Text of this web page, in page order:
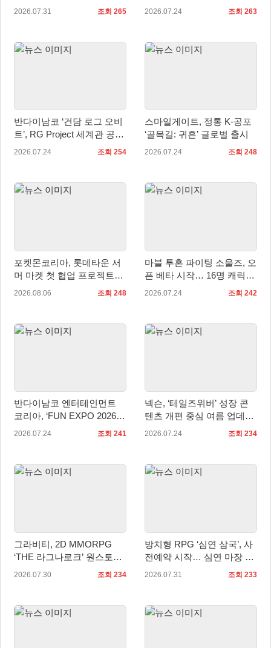
이트 미리보기 공개
2026.07.31 조회 265
전 세계 출시
2026.07.24 조회 263
반다이남코 ‘건담 로그 오비
트’, RG Project 세계관 공
개… 애니메이션과 연계
2026.07.24 조회 254
스마일게이트, 정통 K-공포
‘골목길: 귀흔’ 글로벌 출시
2026.07.24 조회 248
포켓몬코리아, 롯데타운 서
머 마켓 첫 협업 프로젝트
‘포켓몬 별빛낙원’ 개최
2026.08.06 조회 248
마블 투혼 파이팅 소울즈, 오
픈 베타 시작… 16명 캐릭터
공개
2026.07.24 조회 242
반다이남코 엔터테인먼트
코리아, ‘FUN EXPO 2026’
참가 상세 내용 공개
2026.07.24 조회 241
넥슨, ‘테일즈위버’ 성장 콘
텐츠 개편 중심 여름 업데이
트 실시
2026.07.24 조회 234
그라비티, 2D MMORPG
‘THE 라그나로크’ 원스토어
및 갤럭시 스토어 정식 론칭!
2026.07.30 조회 234
방치형 RPG ‘심연 삼국’, 사
전예약 시작… 심연 마장 수
집·육성 예고
2026.07.31 조회 233